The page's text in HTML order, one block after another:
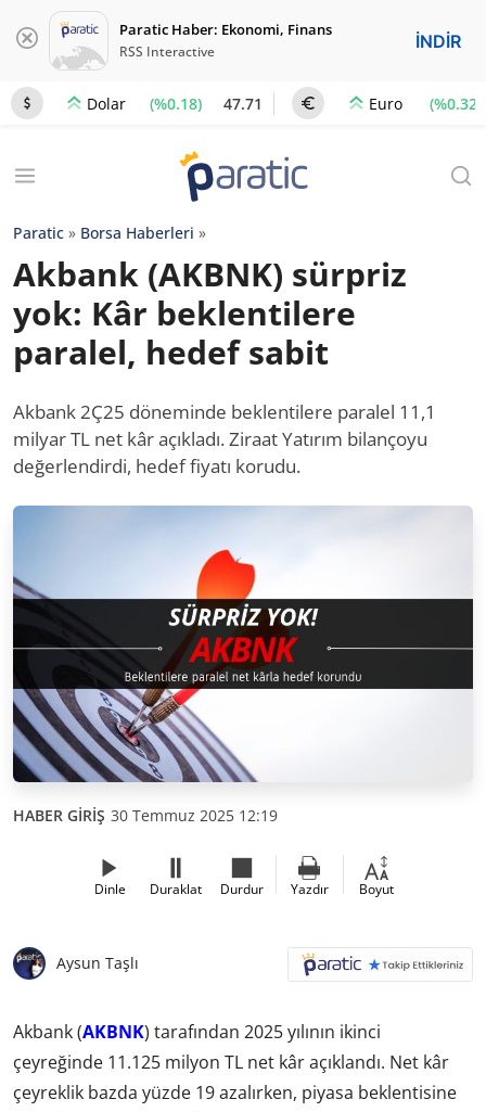
Paratic Haber: Ekonomi, Finans
RSS Interactive İNDİR
Dolar (%0.18) 47.71 Euro (%0.32)
Paratic » Borsa Haberleri »
Akbank (AKBNK) sürpriz
yok: Kâr beklentilere
paralel, hedef sabit
Akbank 2Ç25 döneminde beklentilere paralel 11,1
milyar TL net kâr açıkladı. Ziraat Yatırım bilançoyu
değerlendirdi, hedef fiyatı korudu.
HABER GİRİŞ 30 Temmuz 2025 12:19
Dinle Duraklat Durdur Yazdır Boyut
Aysun Taşlı
Akbank (AKBNK) tarafından 2025 yılının ikinci
çeyreğinde 11.125 milyon TL net kâr açıklandı. Net kâr
çeyreklik bazda yüzde 19 azalırken, piyasa beklentisine